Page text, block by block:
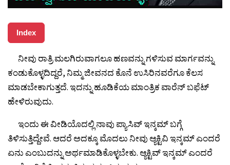
Index
ನೀವು ರಾತ್ರಿ ಮಲಗಿರುವಾಗಲೂ ಹಣವನ್ನು ಗಳಿಸುವ ಮಾರ್ಗವನ್ನು
ಕಂಡುಕೊಳ್ಳದಿದ್ದರೆ, ನಿಮ್ಮ ಜೀವನದ ಕೊನೆ ಉಸಿರಿನವರೆಗೂ ಕೆಲಸ
ಮಾಡಬೇಕಾಗುತ್ತದೆ. ಇದನ್ನು ಹೂಡಿಕೆಯ ಮಾಂತ್ರಿಕ ವಾರೆನ್ ಬಫೆಟ್
ಹೇಳಿರುವುದು.
ಇಂದು ಈ ವೀಡಿಯೊದಲ್ಲಿ ನಾವು ಪ್ಯಾಸಿವ್ ಇನ್ಕಮ್ ಬಗ್ಗೆ
ತಿಳಿಸುತ್ತಿದ್ದೇವೆ. ಆದರೆ ಅದಕ್ಕೂ ಮೊದಲು ನೀವು ಆ್ಯಕ್ಟಿವಿ ಇನ್ಕಮ್ ಎಂದರೆ
ಏನು ಎಂಬುದನ್ನು ಅರ್ಥಮಾಡಿಕೊಳ್ಳಬೇಕು. ಆ್ಯಕ್ಟಿವ್ ಇನ್ಕಮ್ ಎಂದರೆ